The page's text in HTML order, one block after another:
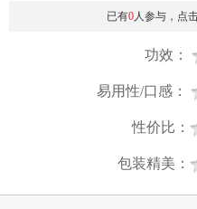
已有0人参与，点
功效：
易用性/口感：
性价比：
包装精美：